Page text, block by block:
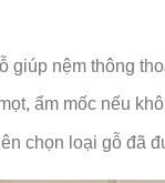
giúp nệm thông
ẩm mốc nếu
chọn loại gỗ đã